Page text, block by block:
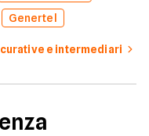
Genertel
e intermediari